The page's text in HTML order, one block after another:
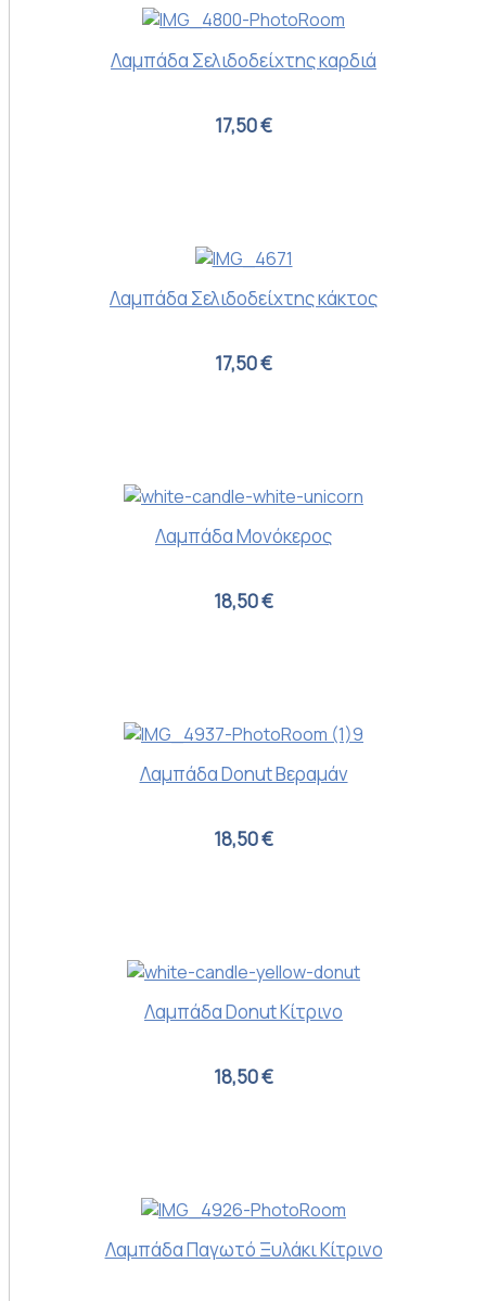
Λαμπάδα Σελιδοδείχτης καρδιά
17,50 €
Λαμπάδα Σελιδοδείχτης κάκτος
17,50 €
Λαμπάδα Μονόκερος
18,50 €
Λαμπάδα Donut Βεραμάν
18,50 €
Λαμπάδα Donut Κίτρινο
18,50 €
Λαμπάδα Παγωτό Ξυλάκι Κίτρινο